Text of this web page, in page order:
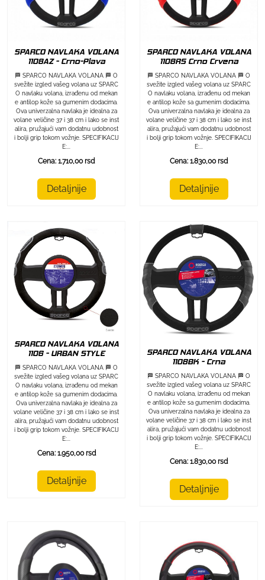
SPARCO NAVLAKA VOLANA
1108AZ - Crno-Plava
🏁 SPARCO NAVLAKA VOLANA 🏁 O
svežite izgled vašeg volana uz SPARC
O navlaku volana, izrađenu od mekan
e antilop kože sa gumenim dodacima.
Ova univerzalna navlaka je idealna za
volane veličine 37 i 38 cm i lako se inst
alira, pružajući vam dodatnu udobnost
i bolji grip tokom vožnje. SPECIFIKACIJ
E:...
Cena: 1.710,00 rsd
Detaljnije
SPARCO NAVLAKA VOLANA
1108RS Crno Crvena
🏁 SPARCO NAVLAKA VOLANA 🏁 O
svežite izgled vašeg volana uz SPARC
O navlaku volana, izrađenu od mekan
e antilop kože sa gumenim dodacima.
Ova univerzalna navlaka je idealna za
volane veličine 37 i 38 cm i lako se inst
alira, pružajući vam dodatnu udobnost
i bolji grip tokom vožnje. SPECIFIKACIJ
E:...
Cena: 1.830,00 rsd
Detaljnije
SPARCO NAVLAKA VOLANA
1106 - URBAN STYLE
🏁 SPARCO NAVLAKA VOLANA 🏁 O
svežite izgled vašeg volana uz SPARC
O navlaku volana, izrađenu od mekan
e antilop kože sa gumenim dodacima.
Ova univerzalna navlaka je idealna za
volane veličine 37 i 38 cm i lako se inst
alira, pružajući vam dodatnu udobnost
i bolji grip tokom vožnje. SPECIFIKACIJ
E:...
Cena: 1.950,00 rsd
Detaljnije
SPARCO NAVLAKA VOLANA
1108BK - Crna
🏁 SPARCO NAVLAKA VOLANA 🏁 O
svežite izgled vašeg volana uz SPARC
O navlaku volana, izrađenu od mekan
e antilop kože sa gumenim dodacima.
Ova univerzalna navlaka je idealna za
volane veličine 37 i 38 cm i lako se inst
alira, pružajući vam dodatnu udobnost
i bolji grip tokom vožnje. SPECIFIKACIJ
E:...
Cena: 1.830,00 rsd
Detaljnije